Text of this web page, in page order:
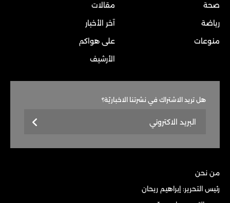
صحة
رياضة
منوعات
مقالات
آخر الأخبار
على هواكم
الأرشيف
هل تريد الاشتراك في نشرتنا الاخباريّة؟
من نحن
رئيس التحرير: إبراهيم ريحان